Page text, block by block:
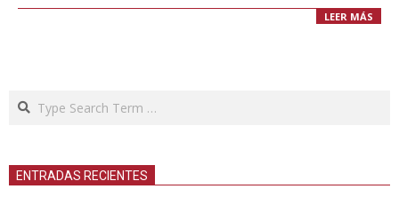
LEER MÁS
Search
ENTRADAS RECIENTES